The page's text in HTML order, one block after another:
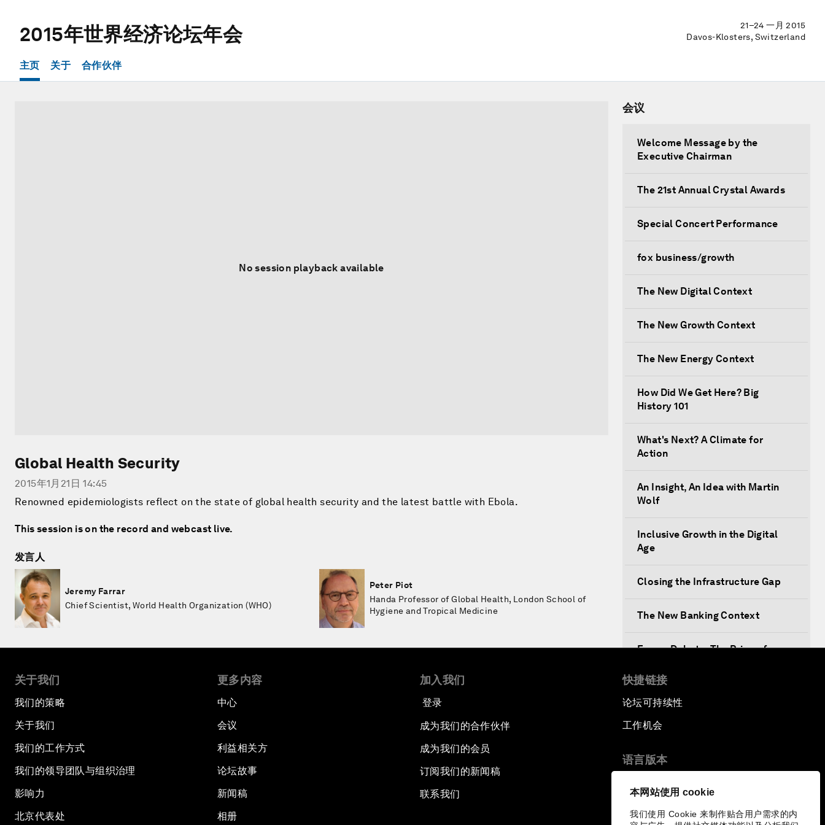
本网站使用 cookie
我们使用 Cookie 来制作贴合用户需求的内
2015年世界经济论坛年会
21–24 一月 2015
Davos-Klosters, Switzerland
主页 关于 合作伙伴
No session playback available
Global Health Security
2015年1月21日 14:45
Renowned epidemiologists reflect on the state of global health security and the latest battle with Ebola.
This session is on the record and webcast live.
发言人
Jeremy Farrar
Chief Scientist, World Health Organization (WHO)
Peter Piot
Handa Professor of Global Health, London School of
Hygiene and Tropical Medicine
会议
Welcome Message by the
Executive Chairman
The 21st Annual Crystal Awards
Special Concert Performance
fox business/growth
The New Digital Context
The New Growth Context
The New Energy Context
How Did We Get Here? Big
History 101
What's Next? A Climate for
Action
An Insight, An Idea with Martin
Wolf
Inclusive Growth in the Digital
Age
Closing the Infrastructure Gap
The New Banking Context
Forum Debate: The Price of
Transformational Leadership
Transformational Leadership
Volatility as the New Normal
An Insight, An Idea with Queen
Rania
关于我们
我们的策略
关于我们
我们的工作方式
我们的领导团队与组织治理
影响力
北京代表处
更多内容
中心
会议
利益相关方
论坛故事
新闻稿
相册
加入我们
登录
成为我们的合作伙伴
成为我们的会员
订阅我们的新闻稿
联系我们
快捷链接
论坛可持续性
工作机会
语言版本